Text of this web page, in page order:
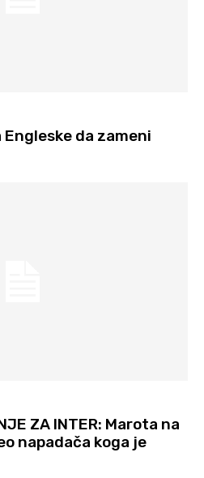
da zameni
ZA INTER: Marota na
napadača koga je